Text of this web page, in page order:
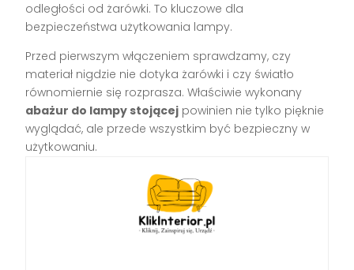
odległości od żarówki. To kluczowe dla
bezpieczeństwa użytkowania lampy.
Przed pierwszym włączeniem sprawdzamy, czy
materiał nigdzie nie dotyka żarówki i czy światło
równomiernie się rozprasza. Właściwie wykonany
abażur do lampy stojącej powinien nie tylko pięknie
wyglądać, ale przede wszystkim być bezpieczny w
użytkowaniu.